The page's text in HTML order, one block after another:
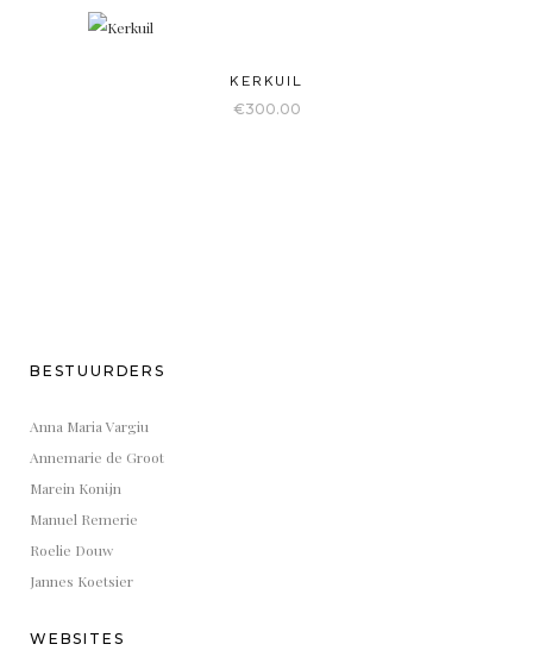
KERKUIL
€300.00
BESTUURDERS
Anna Maria Vargiu
Annemarie de Groot
Marein Konijn
Manuel Remerie
Roelie Douw
Jannes Koetsier
WEBSITES